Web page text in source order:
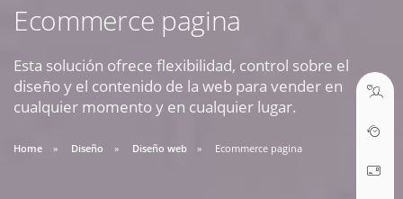
Ecommerce pagina
Esta solución ofrece flexibilidad, control sobre el
diseño y el contenido de la web para vender en
cualquier momento y en cualquier lugar.
Home Diseño Diseño web Ecommerce pagina
09:30 AM A 18:30 PM
soporte@webseo.cl
ABRIR TICKET